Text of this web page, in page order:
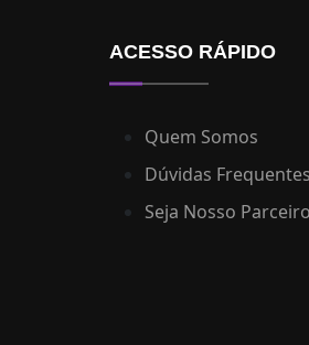
ACESSO RÁPIDO
Quem Somos
Dúvidas Frequentes
Seja Nosso Parceiro